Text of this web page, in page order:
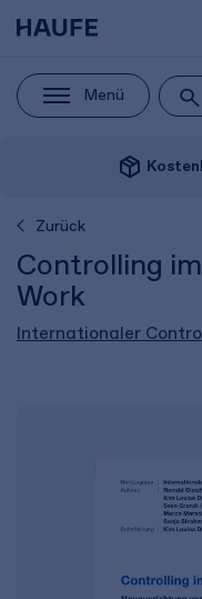
Menü
package_2
Zurück
Controlling
Work
Internationaler